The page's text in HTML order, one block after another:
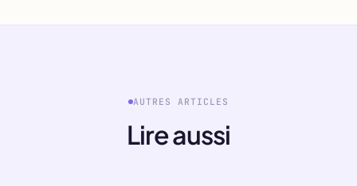
AUTRES ARTICLES
Lire aussi